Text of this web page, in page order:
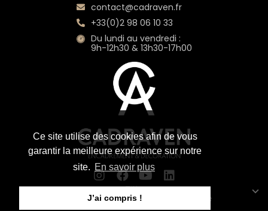
Ce site utilise des cookies afin de vous
garantir la meilleure expérience sur notre
site. En savoir plus
J’ai compris !
contact@cadraven.fr
+33(0)2 98 06 10 33
Du lundi au vendredi :
9h-12h30 & 13h30-17h00
Title
Mentions légales
CGV Plan du site